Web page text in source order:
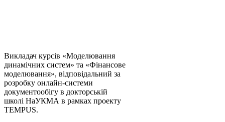
Викладач курсів «Моделювання
динамічних систем» та «Фінансове
моделювання», відповідальний за
розробку онлайн-системи
документообігу в докторській
школі НаУКМА в рамках проекту
TEMPUS.